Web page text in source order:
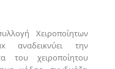
Χειροποίητων
αναδεικνύει την
του χειροποίητου